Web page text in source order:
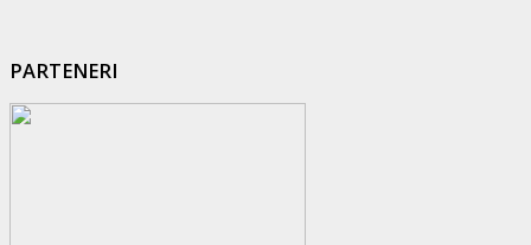
PARTENERI